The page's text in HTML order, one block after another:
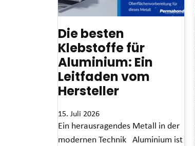
Die besten
Klebstoffe für
Aluminium: Ein
Leitfaden vom
Hersteller
15. Juli 2026
Ein herausragendes Metall in der
modernen Technik Aluminium ist